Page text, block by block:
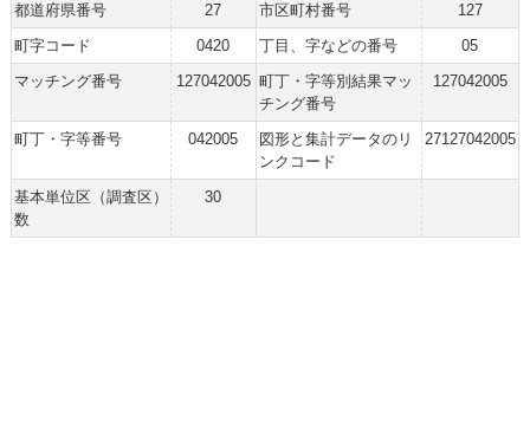
都道府県番号 27 市区町村番号
127
町字コード
0420 丁目、字などの番号
05
マッチング番号
127042005 町丁・字等別結果マッ
チング番号
127042005
町丁・字等番号 042005
図形と集計データのリ
ンクコード
27127042005
基本単位区（調査区）
数
30